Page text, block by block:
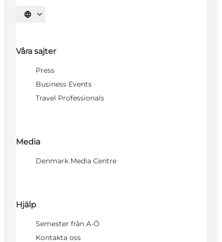
Välj språk
Våra sajter
Press
Business Events
Travel Professionals
Media
Denmark Media Centre
Hjälp
Semester från A-Ö
Kontakta oss